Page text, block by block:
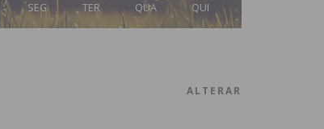
SEG TER QUA QUI
ALTERAR